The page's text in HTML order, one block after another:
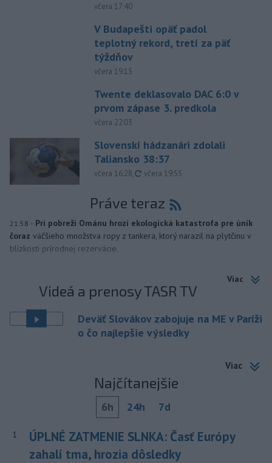
včera 17:40
V Budapešti opäť padol
teplotný rekord, tretí za päť
týždňov
včera 19:15
Twente deklasovalo DAC 6:0 v
prvom zápase 3. predkola
včera 22:03
Slovenskí hádzanári zdolali
Taliansko 38:37
včera 16:28, aktualizované
včera 19:55
Práve teraz
21:58 - Pri pobreží Ománu hrozí ekologická katastrofa pre únik
čoraz väčšieho množstva ropy z tankera, ktorý narazil na plytčinu v
blízkosti prírodnej rezervácie.
Viac
Videá a prenosy TASR TV
Deväť Slovákov zabojuje na ME v Paríži
o čo najlepšie výsledky
Viac
Najčítanejšie
6h 24h 7d
1
ÚPLNÉ ZATMENIE SLNKA: Časť Európy
zahalí tma, hrozia dôsledky